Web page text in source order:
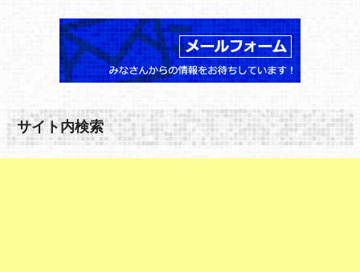
サイト内検索